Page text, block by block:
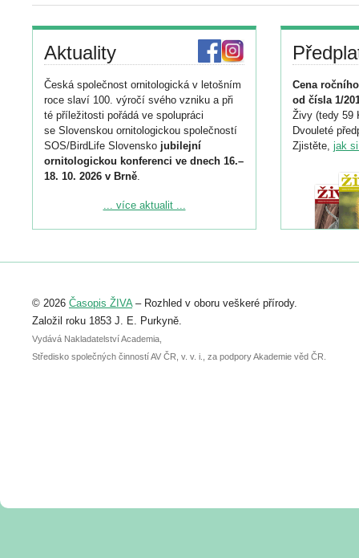
Aktuality
Česká společnost ornitologická v letošním
roce slaví 100. výročí svého vzniku a při
té příležitosti pořádá ve spolupráci
se Slovenskou ornitologickou společností
SOS/BirdLife Slovensko jubilejní
ornitologickou konferenci ve dnech 16.–
18. 10. 2026 v Brně.
Podrobnější informace ke konferenci
Registrovat se můžete do 6. září.
abstraktu přihlášené přednášky nebo
posteru je už 30. června.
... více aktualit ...
Cena
od čísla 1/
Živy (tedy 59
Dvouleté
Zjistěte, jak
© 2026 Časopis ŽIVA– Rozhled v oboru veškeré přírody.
Založil roku 1853 J. E. Purkyně.
Vydává Nakladatelství Academia,
Středisko společných činností AV ČR, v. v. i., za podpory Akademie věd ČR.